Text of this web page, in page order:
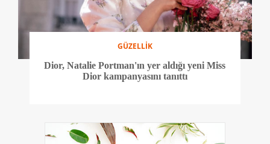
GÜZELLİK
Dior, Natalie Portman'ın yer aldığı yeni Miss
Dior kampanyasını tanıttı